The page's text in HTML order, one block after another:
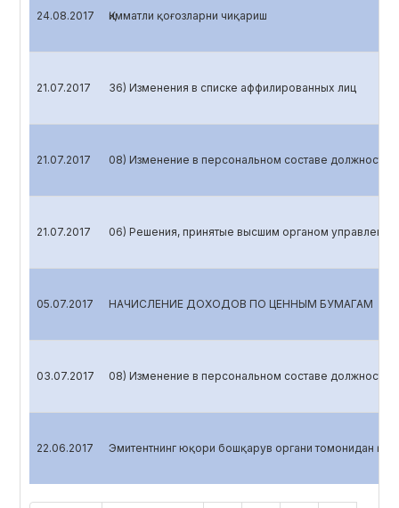
24.08.2017 Қимматли қоғозларни чиқариш
21.07.2017 36) Изменения в списке аффилированных лиц
21.07.2017 08) Изменение в персональном составе
21.07.2017 06) Решения, принятые высшим органом управления
05.07.2017 НАЧИСЛЕНИЕ ДОХОДОВ ПО ЦЕННЫМ БУМАГАМ
03.07.2017 08) Изменение в персональном составе
22.06.2017 Эмитентнинг юқори бошқарув органи томонидан